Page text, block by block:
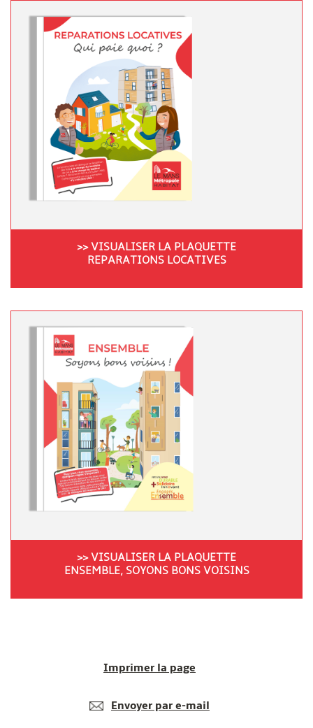
>>VISUALISER LA PLAQUETTE
REPARATIONS LOCATIVES
>>VISUALISER LA PLAQUETTE
ENSEMBLE, SOYONS BONS VOISINS
Imprimer la page
Envoyer par e-mail